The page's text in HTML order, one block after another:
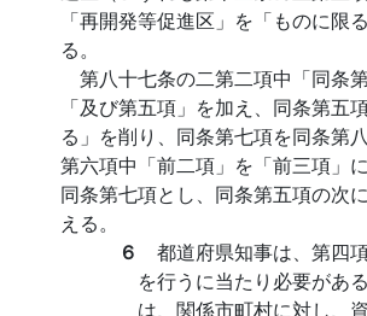
「再開発等促進区」を「ものに限
る。
第八十七条の二第二項中「同条
「及び第五項」を加え、同条第五
る」を削り、同条第七項を同条第
第六項中「前二項」を「前三項」
同条第七項とし、同条第五項の次
える。
６ 都道府県知事は、第四
を行うに当たり必要があ
は、関係市町村に対し、